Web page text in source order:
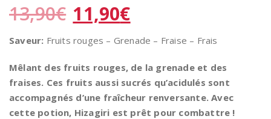
13,90€ Le
prix
initial
était :
13,90€.
11,90€
actuel
est :
11,90€.
Saveur: Fruits rouges – Grenade – Fraise – Frais
Mêlant des fruits rouges, de la grenade et des
fraises. Ces fruits aussi sucrés qu’acidulés sont
accompagnés d’une fraîcheur renversante. Avec
cette potion, Hizagiri est prêt pour combattre !